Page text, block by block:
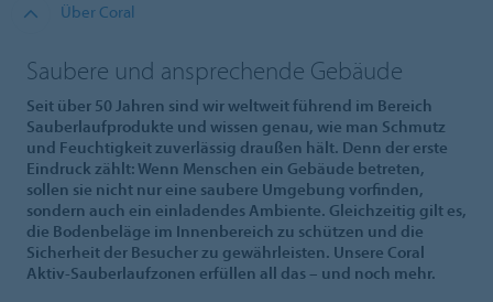
Über Coral
Saubere und ansprechende Gebäude
Seit über 50 Jahren sind wir weltweit führend im Bereich
Sauberlaufprodukte und wissen genau, wie man Schmutz
und Feuchtigkeit zuverlässig draußen hält. Denn der erste
Eindruck zählt: Wenn Menschen ein Gebäude betreten,
sollen sie nicht nur eine saubere Umgebung vorfinden,
sondern auch ein einladendes Ambiente. Gleichzeitig gilt es,
die Bodenbeläge im Innenbereich zu schützen und die
Sicherheit der Besucher zu gewährleisten. Unsere Coral
Aktiv-Sauberlaufzonen erfüllen all das – und noch mehr.